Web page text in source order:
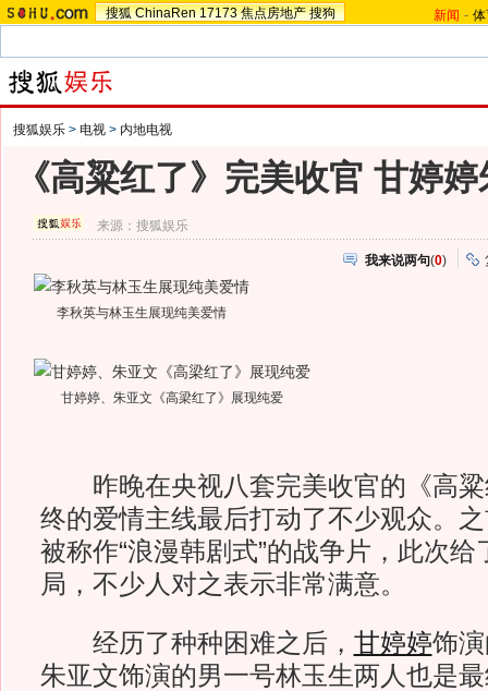
搜狐 ChinaRen 17173 焦点房地产 搜狗 新闻 -
搜狐娱乐 > 电视 > 内地电视
《高粱红了》完美收官 甘婷
来源：搜狐娱乐
我来说两句(0)
李秋英与林玉生展现纯美爱情
甘婷婷、朱亚文《高梁红了》展现纯爱
昨晚在央视八套完美收官的《高粱
终的爱情主线最后打动了不少观众。
被称作“浪漫韩剧式”的战争片，此次
局，不少人对之表示非常满意。
经历了种种困难之后， 甘婷婷饰
朱亚文饰演的男一号林玉生两人也是